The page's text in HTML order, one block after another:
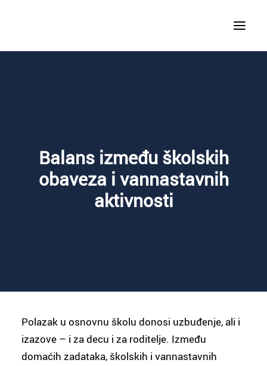
JEZIČKI KAMPOVI
Balans između školskih
obaveza i vannastavnih
aktivnosti
Polazak u osnovnu školu donosi uzbuđenje, ali i
izazove – i za decu i za roditelje. Između
domaćih zadataka, školskih i vannastavnih